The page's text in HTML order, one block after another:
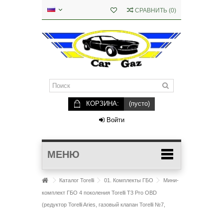
СРАВНИТЬ (0)
КОРЗИНА: (пусто)
Войти
МЕНЮ
Каталог Torelli 01. Комплекты ГБО Мини-
комплект ГБО 4 поколения Torelli T3 Pro OBD
(редуктор Torelli Aries, газовый клапан Torelli №7,